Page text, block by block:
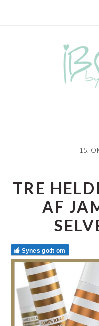
15.
TRE
AF
Synes godt om